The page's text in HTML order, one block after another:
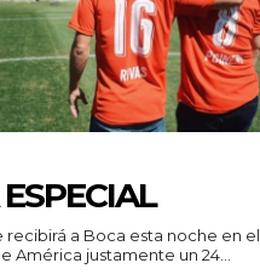
a Boca esta noche en el
América justamente un 24...